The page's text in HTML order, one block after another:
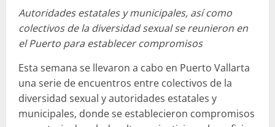
Autoridades estatales y municipales, así como
colectivos de la diversidad sexual se reunieron en
el Puerto para establecer compromisos
Esta semana se llevaron a cabo en Puerto Vallarta
una serie de encuentros entre colectivos de la
diversidad sexual y autoridades estatales y
municipales, donde se establecieron compromisos